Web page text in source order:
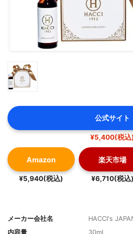
公式サイト
¥5,400(税込
Amazon
¥5,940(税込)
楽天市場
¥6,710(税込)
メーカー会社名
HACCI's
内容量
30ml